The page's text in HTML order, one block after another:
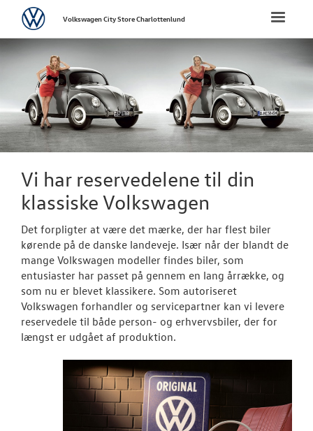
FORSIDE
NYE
BRUGTE BILER
TILBEHØR
Aktuelt
Volkswagen
JOB OG
Toggle
VolkswagenVolkswagen City Store Charlottenlund
Vi har reservedelene til din
klassiske Volkswagen
Det forpligter at være det mærke, der har flest biler
kørende på de danske landeveje. Især når der blandt de
mange Volkswagen modeller findes biler, som
entusiaster har passet på gennem en lang årrække, og
som nu er blevet klassikere. Som autoriseret
Volkswagen forhandler og servicepartner kan vi levere
reservedele til både person- og erhvervsbiler, der for
længst er udgået af produktion.